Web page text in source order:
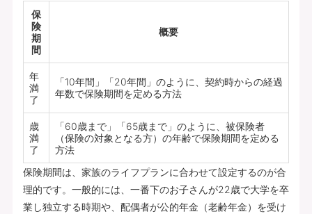
保
険
期
間
概要
年
満
了
「10年間」「20年間」のように、契約時からの経過
年数で保険期間を定める方法
歳
満
了
「60歳まで」「65歳まで」のように、被保険者
（保険の対象となる方）の年齢で保険期間を定める
方法
保険期間は、家族のライフプランに合わせて設定するのが合
理的です。一般的には、一番下のお子さんが22歳で大学を卒
業し独立する時期や、配偶者が公的年金（老齢年金）を受け